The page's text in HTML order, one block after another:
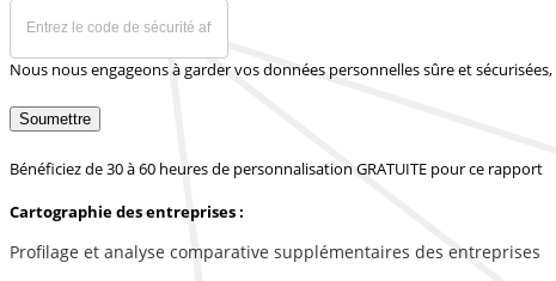
Nous nous engageons à garder vos données personnelles sûre et sécurisées,
Soumettre
Bénéficiez de 30 à 60 heures de personnalisation GRATUITE pour ce rapport
Cartographie des entreprises :
Profilage et analyse comparative supplémentaires des entreprises